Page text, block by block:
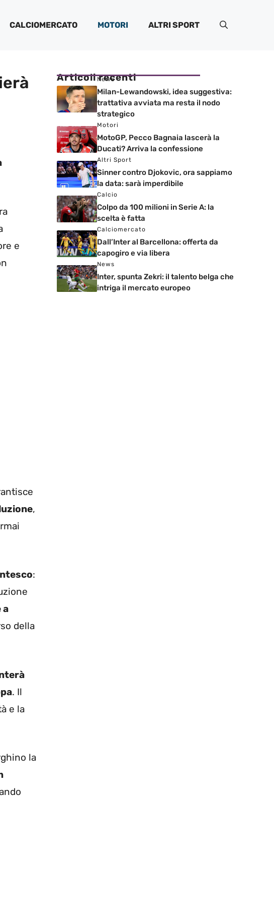
CALCIOMERCATO MOTORI ALTRI SPORT
e
,
:
a
della
. Il
e la
la
Articoli recenti
News
Milan-Lewandowski, idea suggestiva:
trattativa avviata ma resta il nodo
strategico
Motori
MotoGP, Pecco Bagnaia lascerà la
Ducati? Arriva la confessione
Altri Sport
Sinner contro Djokovic, ora sappiamo
la data: sarà imperdibile
Calcio
Colpo da 100 milioni in Serie A: la
scelta è fatta
Calciomercato
Dall’Inter al Barcellona: offerta da
capogiro e via libera
News
Inter, spunta Zekri: il talento belga che
intriga il mercato europeo